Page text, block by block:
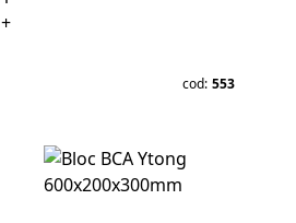
+
cod: 553